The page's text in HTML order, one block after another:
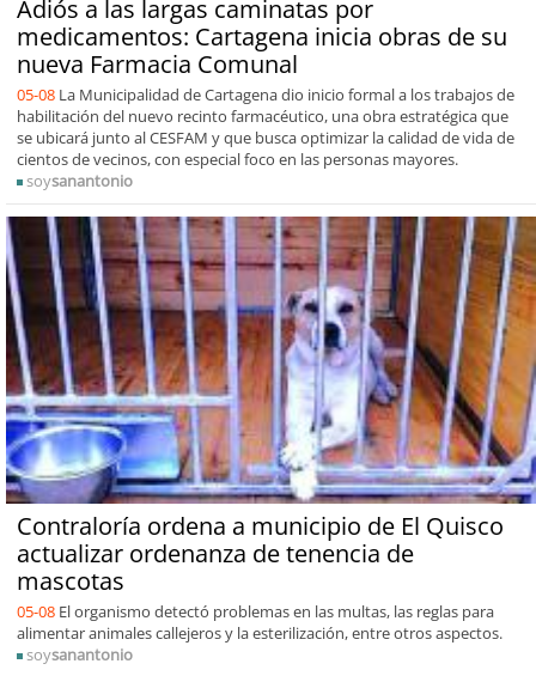
Adiós a las largas caminatas por
medicamentos: Cartagena inicia obras de su
nueva Farmacia Comunal
05-08 La Municipalidad de Cartagena dio inicio formal a los trabajos de
habilitación del nuevo recinto farmacéutico, una obra estratégica que
se ubicará junto al CESFAM y que busca optimizar la calidad de vida de
cientos de vecinos, con especial foco en las personas mayores.
soysanantonio
Contraloría ordena a municipio de El Quisco
actualizar ordenanza de tenencia de
mascotas
05-08 El organismo detectó problemas en las multas, las reglas para
alimentar animales callejeros y la esterilización, entre otros aspectos.
soysanantonio